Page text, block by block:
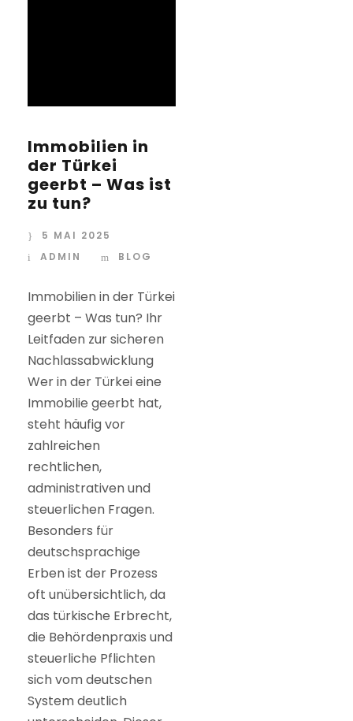
Immobilien in
der Türkei
geerbt – Was ist
zu tun?
5 MAI 2025
ADMIN
BLOG
Immobilien in der Türkei
geerbt – Was tun? Ihr
Leitfaden zur sicheren
Nachlassabwicklung
Wer in der Türkei eine
Immobilie geerbt hat,
steht häufig vor
zahlreichen
rechtlichen,
administrativen und
steuerlichen Fragen.
Besonders für
deutschsprachige
Erben ist der Prozess
oft unübersichtlich, da
das türkische Erbrecht,
die Behördenpraxis und
steuerliche Pflichten
sich vom deutschen
System deutlich